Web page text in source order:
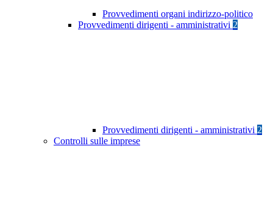
Provvedimenti organi indirizzo-politico
Provvedimenti dirigenti - amministrativi 2
Provvedimenti dirigenti - amministrativi 2
Controlli sulle imprese